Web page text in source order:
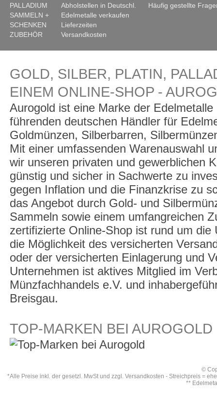
PALLADIUM
SAMMELN +
SCHENKEN
ZUBEHÖR
Abholstellen in Deutschl.
Edelmetalle verkaufen
Lieferzeiten
Versandkosten
Häufig gestellte
GOLD, SILBER, PLATIN,
EINEM ONLINE-SHOP -
Aurogold ist eine Marke der
führenden deutschen Händler für
Goldmünzen, Silberbarren,
Mit einer umfassenden Warenauswahl
wir unseren privaten und gewerblichen
günstig und sicher in Sachwerte zu
gegen Inflation und die Finanzkrise zu
das Angebot durch Gold- und
Sammeln sowie einem umfangreichen
zertifizierte Online-Shop ist rund um die
die Möglichkeit des versicherten
oder der versicherten Einlagerung und
Unternehmen ist aktives Mitglied im
Münzfachhandels e.V. und
Breisgau.
TOP-MARKEN BEI AUROGOLD
©
*Alle Preise inkl. der gesetzl. MwSt und zzgl.Versandkosten - Streichpreis =
**